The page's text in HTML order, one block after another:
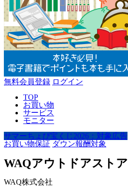
無料会員登録 ログイン
TOP
お買い物
サービス
モニター
サマーちょび宝くじ2026：対象広告
お買い物保証 ダウン報酬対象
WAQアウトドアストア
WAQ株式会社